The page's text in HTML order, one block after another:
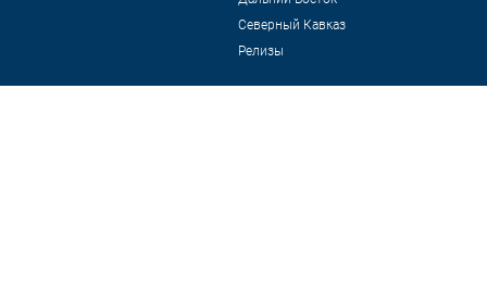
Северный Кавказ
Релизы